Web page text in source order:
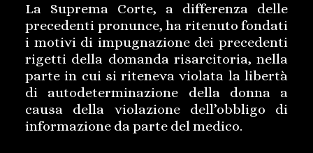
La Suprema Corte, a differenza delle
precedenti pronunce, ha ritenuto fondati
i motivi di impugnazione dei precedenti
rigetti della domanda risarcitoria, nella
parte in cui si riteneva violata la libertà
di autodeterminazione della donna a
causa della violazione dell’obbligo di
informazione da parte del medico.